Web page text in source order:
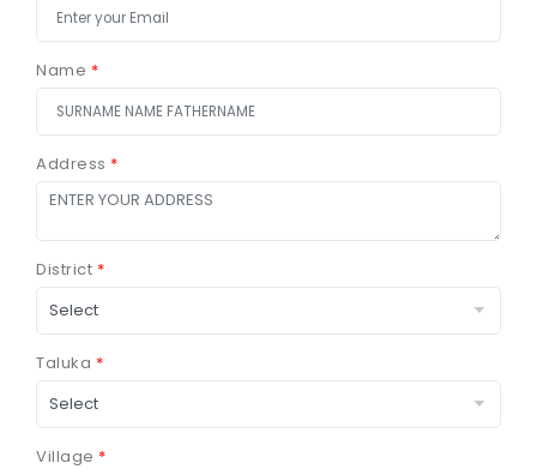
Name *
Address *
District *
Taluka *
Village *